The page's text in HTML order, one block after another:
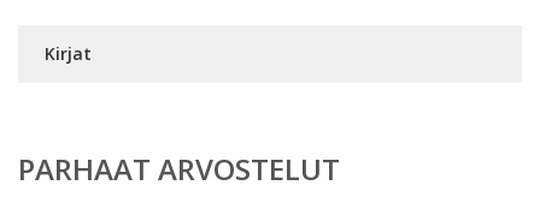
Kirjat
PARHAAT ARVOSTELUT